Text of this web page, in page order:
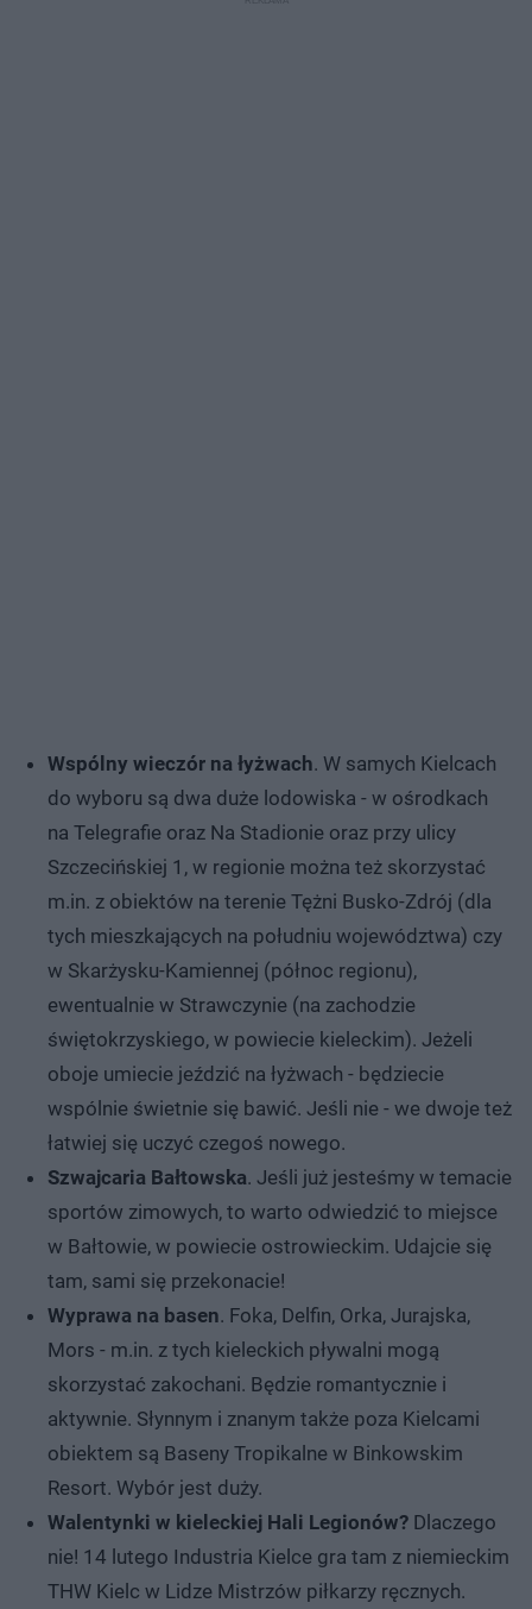
Wspólny wieczór na łyżwach. W samych Kielcach
do wyboru są dwa duże lodowiska - w ośrodkach
na Telegrafie oraz Na Stadionie oraz przy ulicy
Szczecińskiej 1, w regionie można też skorzystać
m.in. z obiektów na terenie Tężni Busko-Zdrój (dla
tych mieszkających na południu województwa) czy
w Skarżysku-Kamiennej (północ regionu),
ewentualnie w Strawczynie (na zachodzie
świętokrzyskiego, w powiecie kieleckim). Jeżeli
oboje umiecie jeździć na łyżwach - będziecie
wspólnie świetnie się bawić. Jeśli nie - we dwoje też
łatwiej się uczyć czegoś nowego.
Szwajcaria Bałtowska. Jeśli już jesteśmy w temacie
sportów zimowych, to warto odwiedzić to miejsce
w Bałtowie, w powiecie ostrowieckim. Udajcie się
tam, sami się przekonacie!
Wyprawa na basen. Foka, Delfin, Orka, Jurajska,
Mors - m.in. z tych kieleckich pływalni mogą
skorzystać zakochani. Będzie romantycznie i
aktywnie. Słynnym i znanym także poza Kielcami
obiektem są Baseny Tropikalne w Binkowskim
Resort. Wybór jest duży.
Walentynki w kieleckiej Hali Legionów? Dlaczego
nie! 14 lutego Industria Kielce gra tam z niemieckim
THW Kielc w Lidze Mistrzów piłkarzy ręcznych.